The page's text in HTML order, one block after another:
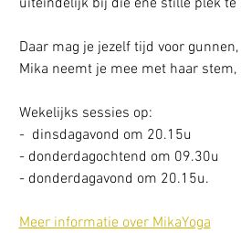
uiteindelijk bij die ene stille plek
Daar mag je jezelf tijd voor
Mika neemt je mee met haar
Wekelijks sessies op:
-  dinsdagavond om 20.15u
- donderdagochtend om 09.30u
- donderdagavond om 20.15u.
Meer informatie over MikaYoga